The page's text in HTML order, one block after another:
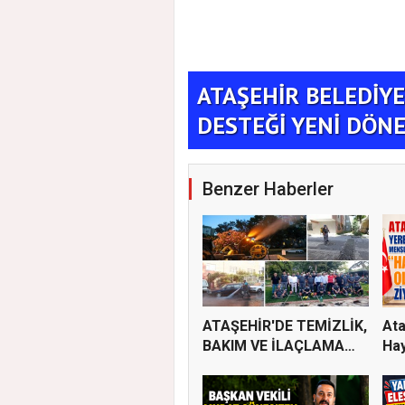
ATAŞEHİR
DESTEĞİ YENİ
Benzer Haberler
ATAŞEHİR'DE TEMİZLİK,
BAKIM VE İLAÇLAMA